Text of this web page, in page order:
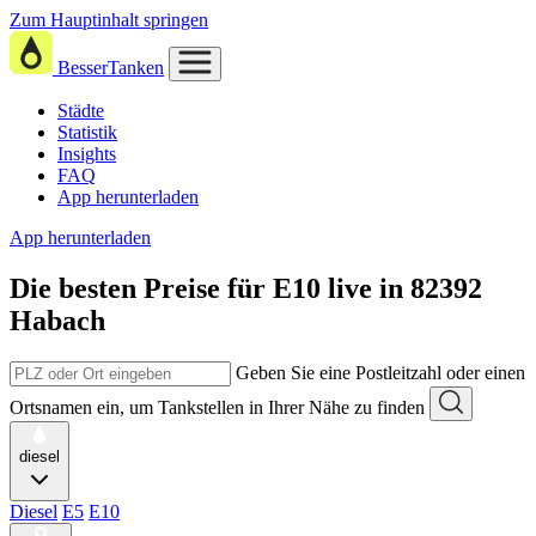
Zum Hauptinhalt springen
BesserTanken
Städte
Statistik
Insights
FAQ
App herunterladen
App herunterladen
Die besten Preise für E10 live in 82392
Habach
Geben Sie eine Postleitzahl oder einen
Ortsnamen ein, um Tankstellen in Ihrer Nähe zu finden
diesel
Diesel E5 E10